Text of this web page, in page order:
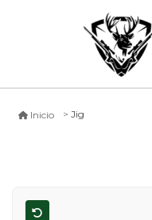
Inicio Jig